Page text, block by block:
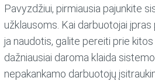
Pavyzdžiui, pirmiausia pajunkite
užklausoms. Kai darbuotojai
ja naudotis, galite pereiti prie
dažniausiai daroma klaida
nepakankamo darbuotojų